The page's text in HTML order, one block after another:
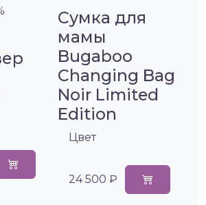
Сумка для
мамы
Bugaboo
Changing Bag
Noir Limited
Edition
Цвет
24 500 ₽